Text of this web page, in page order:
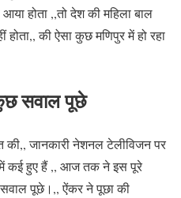
आया होता ,,तो देश की महिला बाल
होता,, की ऐसा कुछ मणिपुर में हो रहा
सवाल पूछे
की,, जानकारी नेशनल टेलीविजन पर
में कई हुए हैं ,, आज तक ने इस पूरे
पूछे।,, ऐंकर ने पूछा की